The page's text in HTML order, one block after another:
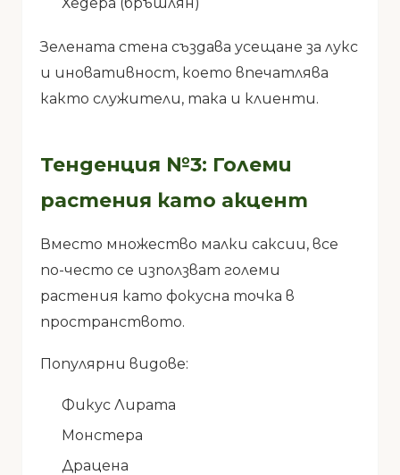
Зелената стена създава усещане за лукс
и иновативност, което впечатлява
както служители, така и клиенти.
Тенденция №3: Големи
растения като акцент
Вместо множество малки саксии, все
по-често се използват големи
растения като фокусна точка в
пространството.
Популярни видове:
Фикус Лирата
Монстера
Драцена